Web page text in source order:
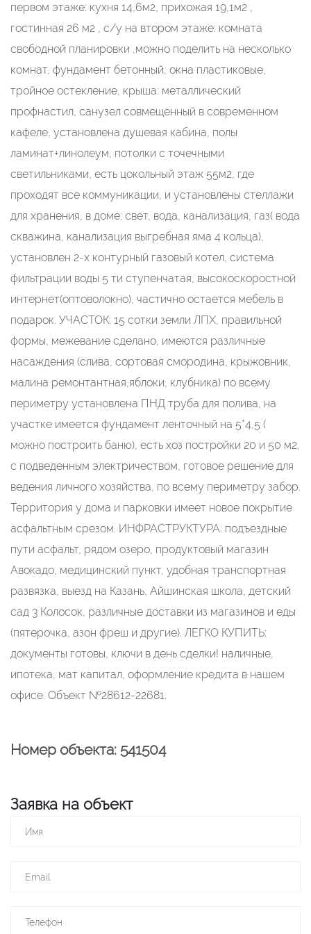
первом этаже: кухня 14,6м2, прихожая 19,1м2 ,
гостинная 26 м2 , с/у на втором этаже: комната
свободной планировки ,можно поделить на несколько
комнат, фундамент бетонный, окна пластиковые,
тройное остекление, крыша: металлический
профнастил, санузел совмещенный в современном
кафеле, установлена душевая кабина, полы
ламинат+линолеум, потолки с точечными
светильниками, есть цокольный этаж 55м2, где
проходят все коммуникации, и установлены стеллажи
для хранения, в доме: свет, вода, канализация, газ( вода
скважина, канализация выгребная яма 4 кольца),
установлен 2-х контурный газовый котел, система
фильтрации воды 5 ти ступенчатая, высокоскоростной
интернет(оптоволокно), частично остается мебель в
подарок. УЧАСТОК: 15 сотки земли ЛПХ, правильной
формы, межевание сделано, имеются различные
насаждения (слива, сортовая смородина, крыжовник,
малина ремонтантная,яблоки, клубника) по всему
периметру установлена ПНД труба для полива, на
участке имеется фундамент ленточный на 5*4,5 (
можно построить баню), есть хоз постройки 20 и 50 м2,
с подведенным электричеством, готовое решение для
ведения личного хозяйства, по всему периметру забор.
Территория у дома и парковки имеет новое покрытие
асфальтным срезом. ИНФРАСТРУКТУРА: подъездные
пути асфальт, рядом озеро, продуктовый магазин
Авокадо, медицинский пункт, удобная транспортная
развязка, выезд на Казань, Айшинская школа, детский
сад 3 Колосок, различные доставки из магазинов и еды
(пятерочка, азон фреш и другие). ЛЕГКО КУПИТЬ:
документы готовы, ключи в день сделки! наличные,
ипотека, мат капитал, оформление кредита в нашем
офисе. Объект №28612-22681.
Номер объекта: 541504
Заявка на объект